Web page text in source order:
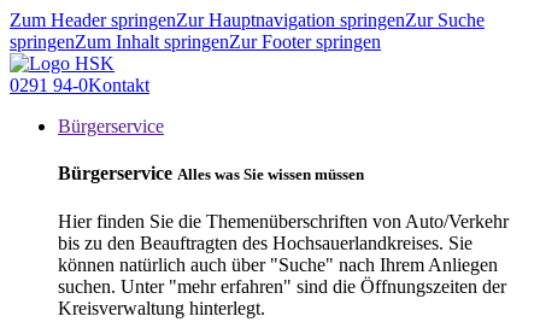
Zum Header springenZur Hauptnavigation springenZur Suche
springenZum Inhalt springenZur Footer springen
0291 94-0Kontakt
Bürgerservice
Bürgerservice Alles was Sie wissen müssen
Hier finden Sie die Themenüberschriften von Auto/Verkehr
bis zu den Beauftragten des Hochsauerlandkreises. Sie
können natürlich auch über "Suche" nach Ihrem Anliegen
suchen. Unter "mehr erfahren" sind die Öffnungszeiten der
Kreisverwaltung hinterlegt.